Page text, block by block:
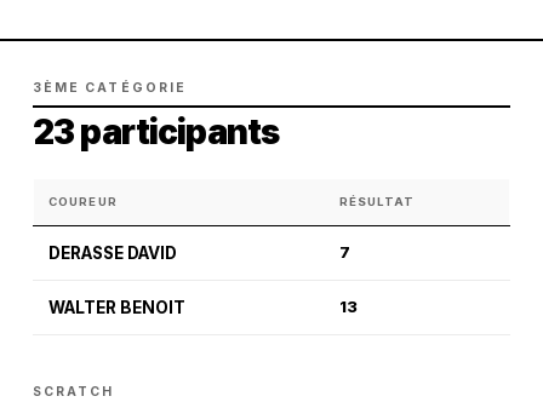
3ÈME CATÉGORIE
23 participants
COUREUR RÉSULTAT
DERASSE DAVID 7
WALTER BENOIT 13
SCRATCH